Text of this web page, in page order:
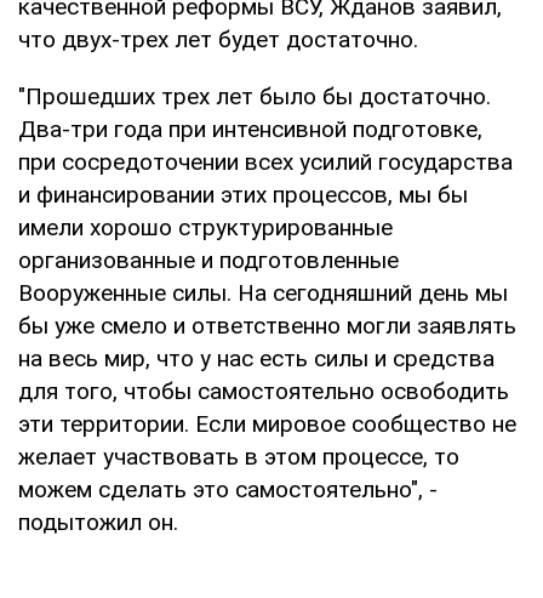
качественной реформы ВСУ, Жданов заявил,
что двух-трех лет будет достаточно.
"Прошедших трех лет было бы достаточно.
Два-три года при интенсивной подготовке,
при сосредоточении всех усилий государства
и финансировании этих процессов, мы бы
имели хорошо структурированные
организованные и подготовленные
Вооруженные силы. На сегодняшний день мы
бы уже смело и ответственно могли заявлять
на весь мир, что у нас есть силы и средства
для того, чтобы самостоятельно освободить
эти территории. Если мировое сообщество не
желает участвовать в этом процессе, то
можем сделать это самостоятельно", -
подытожил он.